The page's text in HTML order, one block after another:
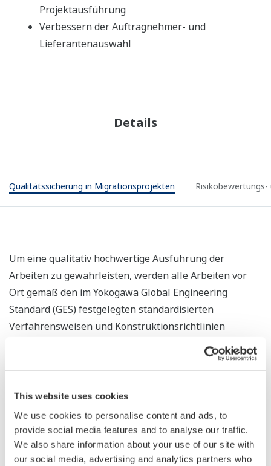
This website uses cookies
We use cookies to personalise content and ads, to
provide social media features and to analyse our traffic.
We also share information about your use of our site with
our social media, advertising and analytics partners who
Projektausführung
Verbessern der Auftragnehmer- und
Lieferantenauswahl
Details
Qualitätssicherung in Migrationsprojekten
Um eine qualitativ hochwertige Ausführung der
Arbeiten zu gewährleisten, werden alle Arbeiten vor
Ort gemäß den im Yokogawa Global Engineering
Standard (GES) festgelegten standardisierten
Verfahrensweisen und Konstruktionsrichtlinien
ausgeführt. Unser Global Migration Center (GMC) stellt
sicher, dass Know-how innerhalb der Yokogawa-Gruppe
Engineering-Standards ausgeführt werden.